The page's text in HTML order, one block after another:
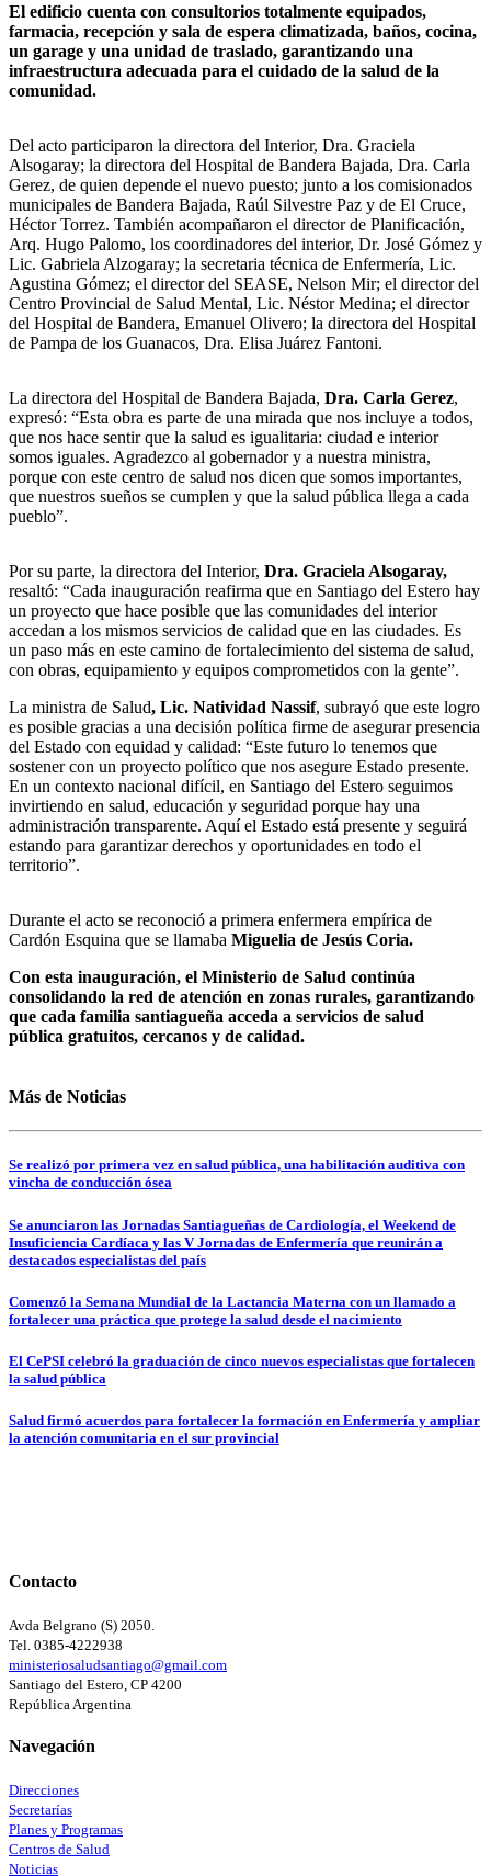
El edificio cuenta con consultorios totalmente equipados,
farmacia, recepción y sala de espera climatizada, baños, cocina,
un garage y una unidad de traslado, garantizando una
infraestructura adecuada para el cuidado de la salud de la
comunidad.
Del acto participaron la directora del Interior, Dra. Graciela
Alsogaray; la directora del Hospital de Bandera Bajada, Dra. Carla
Gerez, de quien depende el nuevo puesto; junto a los comisionados
municipales de Bandera Bajada, Raúl Silvestre Paz y de El Cruce,
Héctor Torrez. También acompañaron el director de Planificación,
Arq. Hugo Palomo, los coordinadores del interior, Dr. José Gómez y
Lic. Gabriela Alzogaray; la secretaria técnica de Enfermería, Lic.
Agustina Gómez; el director del SEASE, Nelson Mir; el director del
Centro Provincial de Salud Mental, Lic. Néstor Medina; el director
del Hospital de Bandera, Emanuel Olivero; la directora del Hospital
de Pampa de los Guanacos, Dra. Elisa Juárez Fantoni.
La directora del Hospital de Bandera Bajada, Dra. Carla Gerez,
expresó: “Esta obra es parte de una mirada que nos incluye a todos,
que nos hace sentir que la salud es igualitaria: ciudad e interior
somos iguales. Agradezco al gobernador y a nuestra ministra,
porque con este centro de salud nos dicen que somos importantes,
que nuestros sueños se cumplen y que la salud pública llega a cada
pueblo”.
Por su parte, la directora del Interior, Dra. Graciela Alsogaray,
resaltó: “Cada inauguración reafirma que en Santiago del Estero hay
un proyecto que hace posible que las comunidades del interior
accedan a los mismos servicios de calidad que en las ciudades. Es
un paso más en este camino de fortalecimiento del sistema de salud,
con obras, equipamiento y equipos comprometidos con la gente”.
La ministra de Salud, Lic. Natividad Nassif, subrayó que este logro
es posible gracias a una decisión política firme de asegurar presencia
del Estado con equidad y calidad: “Este futuro lo tenemos que
sostener con un proyecto político que nos asegure Estado presente.
En un contexto nacional difícil, en Santiago del Estero seguimos
invirtiendo en salud, educación y seguridad porque hay una
administración transparente. Aquí el Estado está presente y seguirá
estando para garantizar derechos y oportunidades en todo el
territorio”.
Durante el acto se reconoció a primera enfermera empírica de
Cardón Esquina que se llamaba Miguelia de Jesús Coria.
Con esta inauguración, el Ministerio de Salud continúa
consolidando la red de atención en zonas rurales, garantizando
que cada familia santiagueña acceda a servicios de salud
pública gratuitos, cercanos y de calidad.
Más de Noticias
Se realizó por primera vez en salud pública, una habilitación auditiva con
vincha de conducción ósea
Se anunciaron las Jornadas Santiagueñas de Cardiología, el Weekend de
Insuficiencia Cardíaca y las V Jornadas de Enfermería que reunirán a
destacados especialistas del país
Comenzó la Semana Mundial de la Lactancia Materna con un llamado a
fortalecer una práctica que protege la salud desde el nacimiento
El CePSI celebró la graduación de cinco nuevos especialistas que fortalecen
la salud pública
Salud firmó acuerdos para fortalecer la formación en Enfermería y ampliar
la atención comunitaria en el sur provincial
Contacto
Avda Belgrano (S) 2050.
Tel. 0385-4222938
ministeriosaludsantiago@gmail.com
Santiago del Estero, CP 4200
República Argentina
Navegación
Direcciones
Secretarías
Planes y Programas
Centros de Salud
Noticias